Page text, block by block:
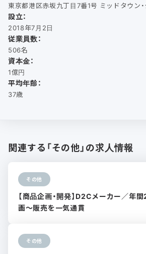
東京都港区赤坂九丁目7番1号 ミッドタウン
設立：
2018年7月2日
従業員数：
506名
資本金：
1億円
平均年齢：
37歳
関連する「その他」の求人情報
その他
【商品企画・開発】D2Cメーカー／年
画〜販売を一気通貫
その他